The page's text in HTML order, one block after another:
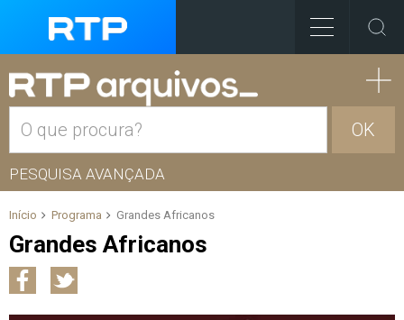
OK
PESQUISA AVANÇADA
Início Programa Grandes Africanos
Grandes Africanos